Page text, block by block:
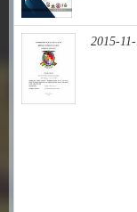
2015-11-